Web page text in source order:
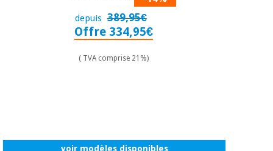
depuis 389,95€
Offre 334,95€
( TVA comprise 21%)
voir modèles disponibles